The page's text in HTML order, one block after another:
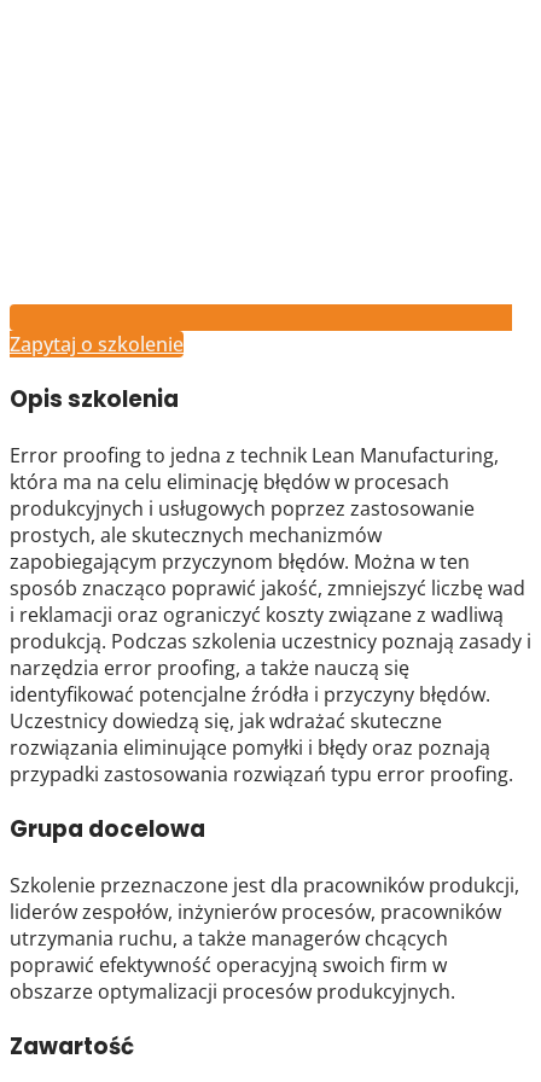
Zapytaj o szkolenie
Opis szkolenia
Error proofing to jedna z technik Lean Manufacturing,
która ma na celu eliminację błędów w procesach
produkcyjnych i usługowych poprzez zastosowanie
prostych, ale skutecznych mechanizmów
zapobiegającym przyczynom błędów. Można w ten
sposób znacząco poprawić jakość, zmniejszyć liczbę wad
i reklamacji oraz ograniczyć koszty związane z wadliwą
produkcją. Podczas szkolenia uczestnicy poznają zasady i
narzędzia error proofing, a także nauczą się
identyfikować potencjalne źródła i przyczyny błędów.
Uczestnicy dowiedzą się, jak wdrażać skuteczne
rozwiązania eliminujące pomyłki i błędy oraz poznają
przypadki zastosowania rozwiązań typu error proofing.
Grupa docelowa
Szkolenie przeznaczone jest dla pracowników produkcji,
liderów zespołów, inżynierów procesów, pracowników
utrzymania ruchu, a także managerów chcących
poprawić efektywność operacyjną swoich firm w
obszarze optymalizacji procesów produkcyjnych.
Zawartość